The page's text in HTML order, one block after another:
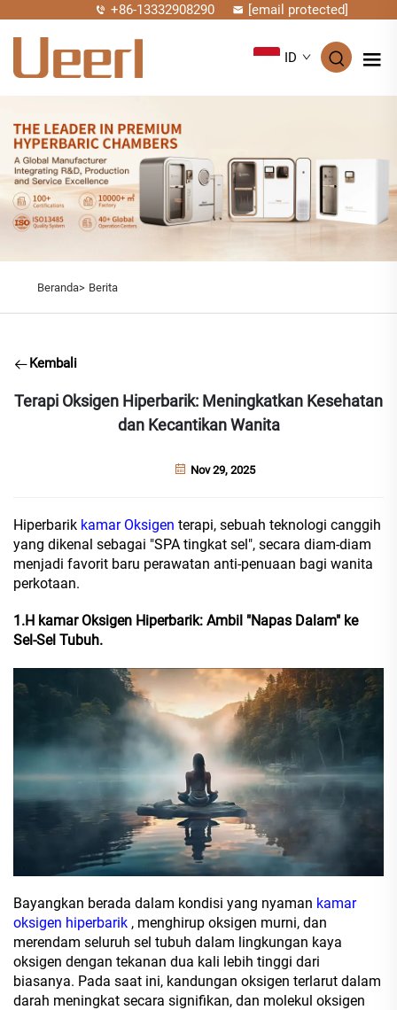
+86-13332908290 [email protected]
ID
Beranda> Berita
Kembali
Terapi Oksigen Hiperbarik: Meningkatkan Kesehatan
dan Kecantikan Wanita
Nov 29, 2025
Hiperbarik kamar Oksigen terapi, sebuah teknologi canggih
yang dikenal sebagai "SPA tingkat sel", secara diam-diam
menjadi favorit baru perawatan anti-penuaan bagi wanita
perkotaan.
1.H kamar Oksigen Hiperbarik: Ambil "Napas Dalam" ke
Sel-Sel Tubuh.
Bayangkan berada dalam kondisi yang nyaman kamar
oksigen hiperbarik , menghirup oksigen murni, dan
merendam seluruh sel tubuh dalam lingkungan kaya
oksigen dengan tekanan dua kali lebih tinggi dari
biasanya. Pada saat ini, kandungan oksigen terlarut dalam
darah meningkat secara signifikan, dan molekul oksigen